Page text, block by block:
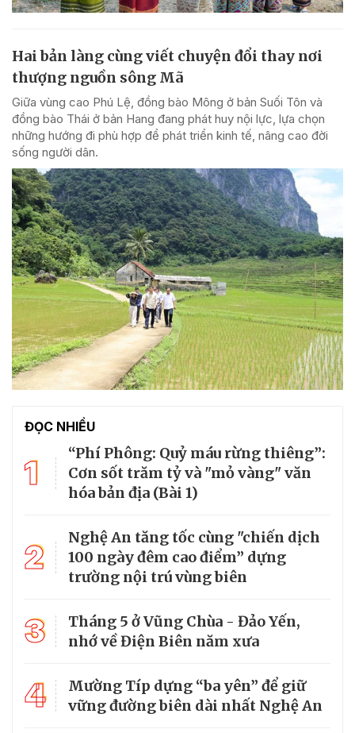
Hai bản làng cùng viết chuyện đổi thay nơi
thượng nguồn sông Mã
Giữa vùng cao Phú Lệ, đồng bào Mông ở bản Suối Tôn và
đồng bào Thái ở bản Hang đang phát huy nội lực, lựa chọn
những hướng đi phù hợp để phát triển kinh tế, nâng cao đời
sống người dân.
ĐỌC NHIỀU
1
“Phí Phông: Quỷ máu rừng thiêng”:
Cơn sốt trăm tỷ và "mỏ vàng" văn
hóa bản địa (Bài 1)
2
Nghệ An tăng tốc cùng "chiến dịch
100 ngày đêm cao điểm” dựng
trường nội trú vùng biên
3
Tháng 5 ở Vũng Chùa - Đảo Yến,
nhớ về Điện Biên năm xưa
4
Mường Típ dựng “ba yên” để giữ
vững đường biên dài nhất Nghệ An